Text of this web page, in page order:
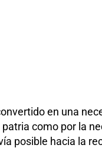
en una
como por la
posible hacia la